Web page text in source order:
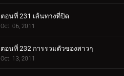
ตอนที่ 231 เส้นทางที่ปิด
Oct. 06, 2011
ตอนที่ 232 การรวมตัวของสาวๆ
Oct. 13, 2011